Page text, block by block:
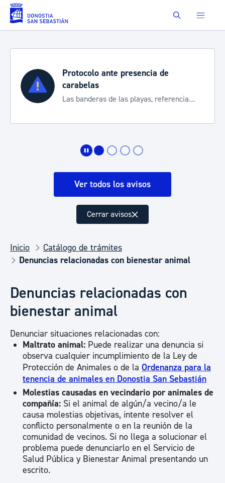
Saltar al contenido principal Buscar
Protocolo ante presencia de
carabelas
Las banderas de las playas, referencia
Ver todos los avisos
Cerrar avisos
Inicio
Catálogo de trámites
Denuncias relacionadas con bienestar animal
Denuncias relacionadas con
bienestar animal
Denunciar situaciones relacionadas con:
Maltrato animal: Puede realizar una denuncia si
observa cualquier incumplimiento de la Ley de
Protección de Animales o de la Ordenanza para la
tenencia de animales en Donostia San Sebastián
Molestias causadas en vecindario por animales de
compañía: Si el animal de algún/a vecino/a le
causa molestias objetivas, intente resolver el
conflicto personalmente o en la reunión de la
comunidad de vecinos. Si no llega a solucionar el
problema puede denunciarlo en el Servicio de
Salud Pública y Bienestar Animal presentando un
escrito.